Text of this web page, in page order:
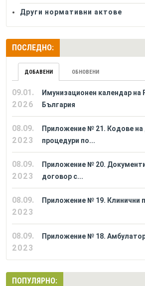
Други нормативни актове
ПОСЛЕДНО:
ДОБАВЕНИ ОБНОВЕНИ
09.01.
2026
Имунизационен календар на
България
08.09.
2023
Приложение № 21. Кодове на
процедури по...
08.09.
2023
Приложение № 20.
договор с...
08.09.
2023
Приложение № 19. Клинични
08.09.
2023
Приложение № 18.
ПОПУЛЯРНО: